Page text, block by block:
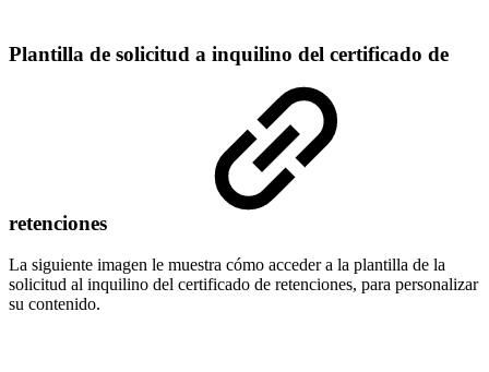
Plantilla de solicitud a inquilino del certificado de
retenciones
La siguiente imagen le muestra cómo acceder a la plantilla de la
solicitud al inquilino del certificado de retenciones, para personalizar
su contenido.